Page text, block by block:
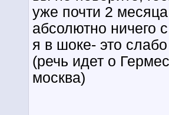
уже почти 2
абсолютно ничего
я в шоке- это
(речь идет о
москва)